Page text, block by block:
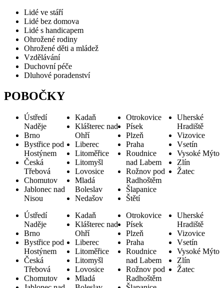
Lidé ve stáří
Lidé bez domova
Lidé s handicapem
Ohrožené rodiny
Ohrožené děti a mládež
Vzdělávání
Duchovní péče
Dluhové poradenství
POBOČKY
Ústředí
Naděje
Brno
Bystřice pod
Hostýnem
Česká
Třebová
Chomutov
Jablonec nad
Nisou
Kadaň
Klášterec nad
Ohří
Liberec
Litoměřice
Litomyšl
Lovosice
Mladá
Boleslav
Nedašov
Otrokovice
Písek
Plzeň
Praha
Roudnice
nad Labem
Rožnov pod
Radhoštěm
Šlapanice
Štětí
Uherské
Hradiště
Vizovice
Vsetín
Vysoké Mýto
Zlín
Žatec
Ústředí
Naděje
Brno
Bystřice pod
Hostýnem
Česká
Třebová
Chomutov
Kadaň
Klášterec nad
Ohří
Liberec
Litoměřice
Litomyšl
Lovosice
Mladá
Otrokovice
Písek
Plzeň
Praha
Roudnice
nad Labem
Rožnov pod
Radhoštěm
Uherské
Hradiště
Vizovice
Vsetín
Vysoké Mýto
Zlín
Žatec